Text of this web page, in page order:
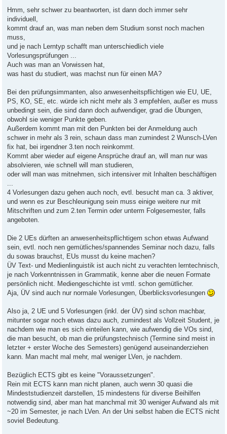
i
r
a
Hmm, sehr schwer zu beantworten, ist dann doch immer sehr
individuell,
kommt drauf an, was man neben dem Studium sonst noch machen
muss,
und je nach Lerntyp schafft man unterschiedlich viele
Vorlesungsprüfungen ...
Auch was man an Vorwissen hat,
was hast du studiert, was machst nun für einen MA?
Bei den prüfungsimmanten, also anwesenheitspflichtigen wie EU, UE,
PS, KO, SE, etc. würde ich nicht mehr als 3 empfehlen, außer es muss
unbedingt sein, die sind dann doch aufwendiger, grad die Übungen,
obwohl sie weniger Punkte geben.
Außerdem kommt man mit den Punkten bei der Anmeldung auch
schwer in mehr als 3 rein, schaun dass man zumindest 2 Wunsch-LVen
fix hat, bei irgendner 3.ten noch reinkommt.
Kommt aber wieder auf eigene Ansprüche drauf an, will man nur was
absolvieren, wie schnell will man studieren,
oder will man was mitnehmen, sich intensiver mit Inhalten beschäftigen
4 Vorlesungen dazu gehen auch noch, evtl. besucht man ca. 3 aktiver,
und wenn es zur Beschleunigung sein muss einige weitere nur mit
Mitschriften und zum 2.ten Termin oder unterm Folgesemester, falls
angeboten.
Die 2 UEs dürften an anwesenheitspflichtigem schon etwas Aufwand
sein, evtl. noch nen gemütliches/spannendes Seminar noch dazu, falls
du sowas brauchst, EUs musst du keine machen?
ÜV Text- und Medienlinguistik ist auch nicht zu verachten lerntechnisch,
je nach Vorkenntnissen in Grammatik, kenne aber die neuen Formate
persönlich nicht. Mediengeschichte ist vmtl. schon gemütlicher.
Aja, ÜV sind auch nur normale Vorlesungen, Überblicksvorlesungen
Also ja, 2 UE und 5 Vorlesungen (inkl. der ÜV) sind schon machbar,
mitunter sogar noch etwas dazu auch, zumindest als Vollzeit Student, je
nachdem wie man es sich einteilen kann, wie aufwendig die VOs sind,
die man besucht, ob man die prüfungstechnisch (Termine sind meist in
letzter + erster Woche des Semesters) genügend auseinanderziehen
kann. Man macht mal mehr, mal weniger LVen, je nachdem.
Bezüglich ECTS gibt es keine "Voraussetzungen".
Rein mit ECTS kann man nicht planen, auch wenn 30 quasi die
Mindeststudienzeit darstellen, 15 mindestens für diverse Beihilfen
notwendig sind, aber man hat manchmal mit 30 weniger Aufwand als mit
~20 im Semester, je nach LVen. An der Uni selbst haben die ECTS nicht
soviel Bedeutung.